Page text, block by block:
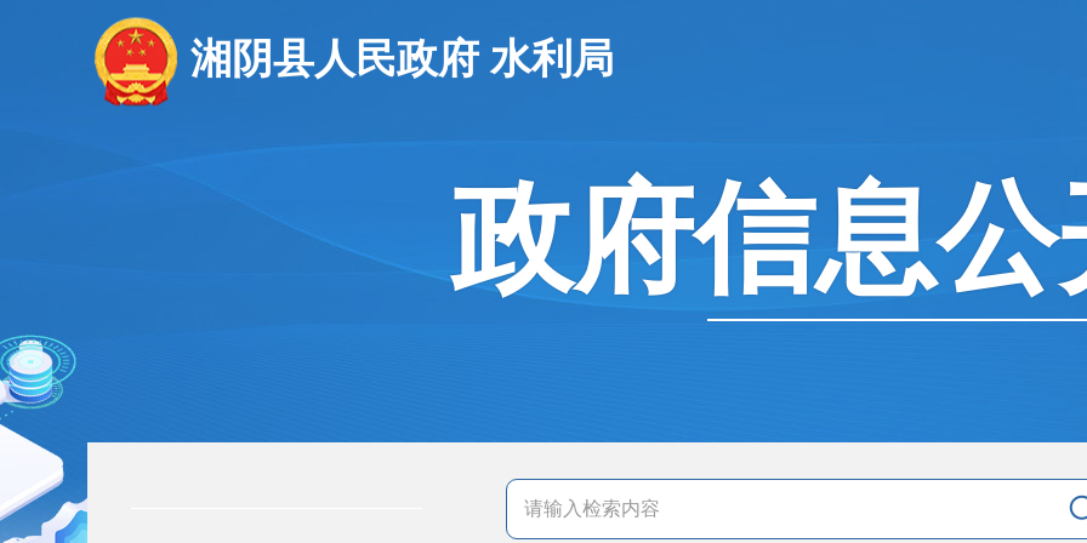
湘阴县人民政府 水利局
政府信息公